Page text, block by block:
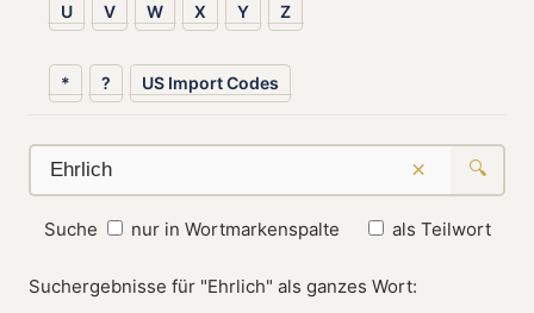
U V W X Y Z
* ? US Import Codes
× 🔍
Suche nur in Wortmarkenspalte als Teilwort
Suchergebnisse für "Ehrlich" als ganzes Wort: